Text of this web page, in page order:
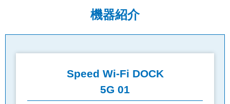
機器紹介
Speed Wi-Fi DOCK
5G 01